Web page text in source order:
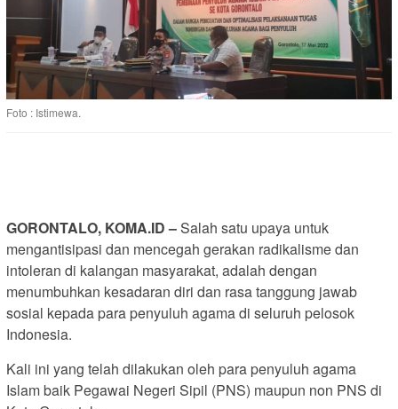
Foto : Istimewa.
GORONTALO, KOMA.ID –Salah satu upaya untuk
mengantisipasi dan mencegah gerakan radikalisme dan
intoleran di kalangan masyarakat, adalah dengan
menumbuhkan kesadaran diri dan rasa tanggung jawab
sosial kepada para penyuluh agama di seluruh pelosok
Indonesia.
Kali ini yang telah dilakukan oleh para penyuluh agama
Islam baik Pegawai Negeri Sipil (PNS) maupun non PNS di